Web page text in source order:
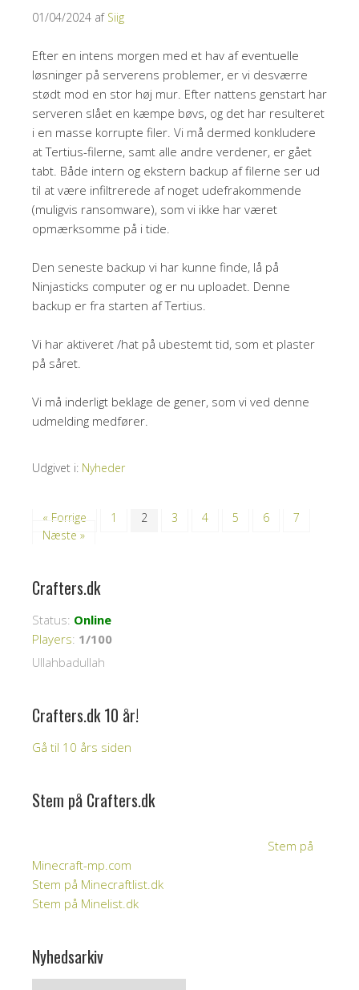
01/04/2024 af Siig
Efter en intens morgen med et hav af eventuelle
løsninger på serverens problemer, er vi desværre
stødt mod en stor høj mur. Efter nattens genstart har
serveren slået en kæmpe bøvs, og det har resulteret
i en masse korrupte filer. Vi må dermed konkludere
at Tertius-filerne, samt alle andre verdener, er gået
tabt. Både intern og ekstern backup af filerne ser ud
til at være infiltrerede af noget udefrakommende
(muligvis ransomware), som vi ikke har været
opmærksomme på i tide.
Den seneste backup vi har kunne finde, lå på
Ninjasticks computer og er nu uploadet. Denne
backup er fra starten af Tertius.
Vi har aktiveret /hat på ubestemt tid, som et plaster
på såret.
Vi må inderligt beklage de gener, som vi ved denne
udmelding medfører.
Udgivet i: Nyheder
« Forrige 1 2 3 4 5 6
7
Næste »
Crafters.dk
Status: Online
Players: 1/100
Ullahbadullah
Crafters.dk 10 år!
Gå til 10 års siden
Stem på Crafters.dk
Stem på
Minecraft-mp.com
Stem på Minecraftlist.dk
Stem på Minelist.dk
Nyhedsarkiv